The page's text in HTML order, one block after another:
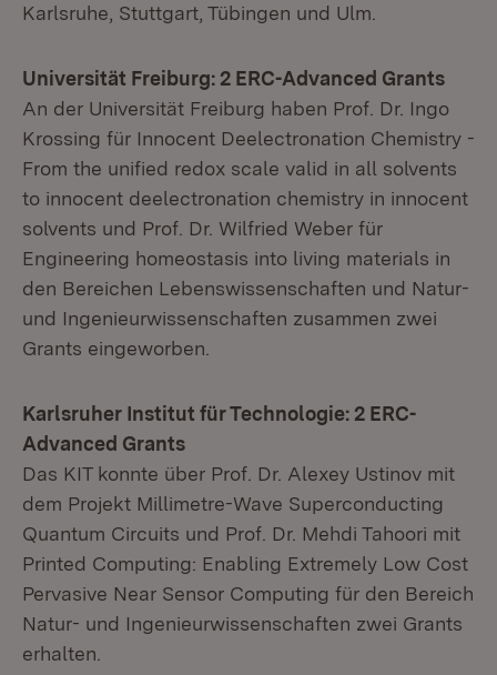
Karlsruhe, Stuttgart, Tübingen und Ulm.
Universität Freiburg: 2 ERC-Advanced Grants
An der Universität Freiburg haben Prof. Dr. Ingo
Krossing für Innocent Deelectronation Chemistry -
From the unified redox scale valid in all solvents
to innocent deelectronation chemistry in innocent
solvents und Prof. Dr. Wilfried Weber für
Engineering homeostasis into living materials in
den Bereichen Lebenswissenschaften und Natur-
und Ingenieurwissenschaften zusammen zwei
Grants eingeworben.
Karlsruher Institut für Technologie: 2 ERC-
Advanced Grants
Das KIT konnte über Prof. Dr. Alexey Ustinov mit
dem Projekt Millimetre-Wave Superconducting
Quantum Circuits und Prof. Dr. Mehdi Tahoori mit
Printed Computing: Enabling Extremely Low Cost
Pervasive Near Sensor Computing für den Bereich
Natur- und Ingenieurwissenschaften zwei Grants
erhalten.